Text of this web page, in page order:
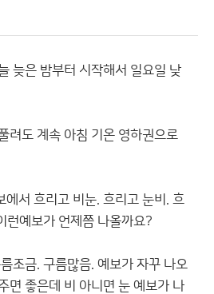
늦은 밤부터 시작해서 일요일 낮
려도 계속 아침 기온 영하권으로
에서 흐리고 비눈. 흐리고 눈비. 흐
런예보가 언제쯤 나올까요?
조금. 구름많음. 예보가 자꾸 나오
면 좋은데 비 아니면 눈 예보가 나